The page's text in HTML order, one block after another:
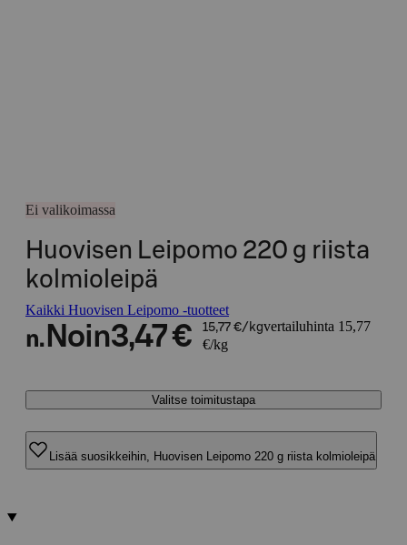
Ei valikoimassa
Huovisen Leipomo 220 g riista
kolmioleipä
Kaikki Huovisen Leipomo -tuotteet
n. Noin3,47 € 15,77 €/kgvertailuhinta 15,77
€/kg
Valitse toimitustapa
Lisää suosikkeihin, Huovisen Leipomo 220 g riista kolmioleipä